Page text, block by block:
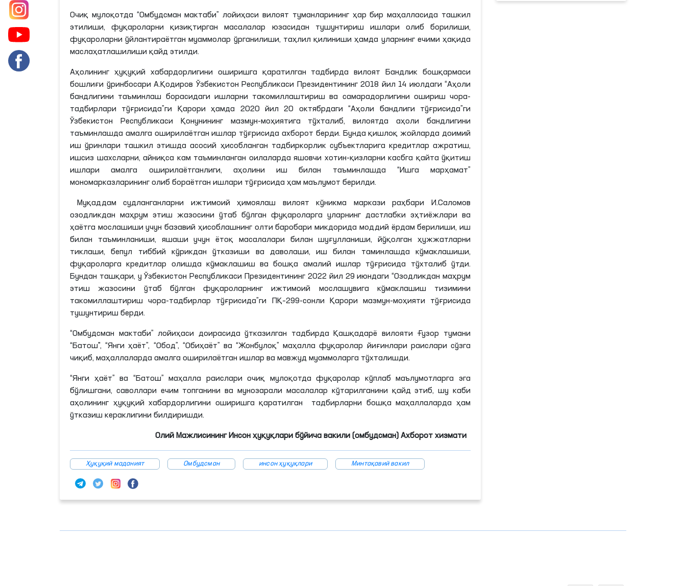
Очиқ мулоқотда “Омбудсман мактаби” лойиҳаси вилоят туманларининг ҳар бир маҳалласида ташкил
этилиши, фуқароларни қизиқтирган масалалар юзасидан тушунтириш ишлари олиб борилиши,
фуқароларни ўйлантираётган муаммолар ўрганилиши, таҳлил қилиниши ҳамда уларнинг ечими ҳақида
маслаҳатлашилиши қайд этилди.
Аҳолининг ҳуқуқий хабардорлигини оширишга қаратилган тадбирда вилоят Бандлик бошқармаси
бошлиғи ўринбосари А.Қодиров Ўзбекистон Республикаси Президентининг 2018 йил 14 июлдаги “Аҳоли
бандлигини таъминлаш борасидаги ишларни такомиллаштириш ва самарадорлигини ошириш чора-
тадбирлари тўғрисида”ги
Қарори ҳамда 2020 йил 20 октябрдаги “Аҳоли бандлиги тўғрисида”ги
Ўзбекистон Республикаси Қонунининг мазмун-моҳиятига тўхталиб, вилоятда аҳоли бандлигини
таъминлашда амалга оширилаётган ишлар тўғрисида ахборот берди. Бунда қишлоқ жойларда доимий
иш ўринлари ташкил этишда асосий ҳисобланган тадбиркорлик субъектларига кредитлар ажратиш,
ишсиз шахсларни, айниқса кам таъминланган оилаларда яшовчи хотин-қизларни касбга қайта ўқитиш
ишлари амалга оширилаётганлиги, аҳолини иш билан таъминлашда “Ишга марҳамат”
мономарказларининг олиб бораётган ишлари тўғрисида ҳам маълумот берилди.
Муқаддам судланганларни ижтимоий ҳимоялаш вилоят кўникма маркази раҳбари И.Саломов
озодликдан маҳрум этиш жазосини ўтаб бўлган фуқароларга уларнинг дастлабки эҳтиёжлари ва
ҳаётга мослашиши учун базавий ҳисоблашнинг олти баробари микдорида моддий ёрдам берилиши, иш
билан таъминланиши, яшаши учун ётоқ масалалари билан шуғулланиши, йўқолган ҳужжатларни
тиклаши, бепул тиббий кўрикдан ўтказиши ва даволаши, иш билан таминлашда кўмаклашиши,
фуқароларга кредитлар олишда кўмаклашиш ва бошқа амалий ишлар тўғрисида тўхталиб ўтди.
Бундан ташқари, у Ўзбекистон Республикаси Президентининг 2022 йил 29 июндаги “Озодликдан маҳрум
этиш жазосини ўтаб бўлган фуқароларнинг ижтимоий мослашувига кўмаклашиш тизимини
такомиллаштириш чора-тадбирлар тўғрисида”ги ПҚ–299-сонли Қарори мазмун-моҳияти тўғрисида
тушунтириш берди.
“Омбудсман мактаби” лойиҳаси доирасида ўтказилган тадбирда Қашқадарё вилояти Ғузор тумани
“Батош", “Янги ҳаёт”, “Обод”, “Обиҳаёт” ва “Жонбулоқ” маҳалла фуқаролар йиғинлари раислари сўзга
чиқиб, маҳаллаларда амалга оширилаётган ишлар ва мавжуд муаммоларга тўхталишди.
“Янги ҳаёт” ва “Батош” маҳалла раислари очиқ мулоқотда фуқаролар кўплаб маълумотларга эга
бўлишгани, саволлари ечим топганини ва мунозарали масалалар кўтарилганини қайд этиб, шу каби
аҳолининг ҳуқуқий хабардорлигини оширишга қаратилган тадбирларни бошқа маҳаллаларда ҳам
ўтказиш кераклигини билдиришди.
Олий Мажлисининг Инсон ҳуқуқлари бўйича вакили (омбудсман) Ахборот хизмати
Ҳуқуқий маданият Омбудсман инсон ҳуқуқлари Минтақавий вакил